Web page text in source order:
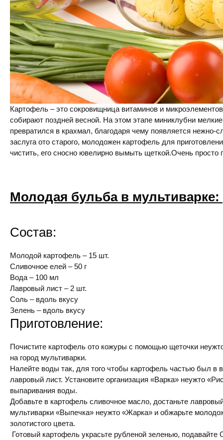
Картофель – это сокровищница витаминов и
собирают поздней весной. На этом этапе миниклубни
превратился в крахмал, благодаря чему появляется нежно-
заслуга ото старого, молодожен картофель для
чистить, его сносно ювелирно вымыть щеткой.Очень просто
Молодая бульба в мультиварке:
Состав:
Молодой картофель – 15 шт.
Сливочное елей – 50 г
Вода – 100 мл
Лавровый лист – 2 шт.
Соль – вдоль вкусу
Зелень – вдоль вкусу
Приготовление:
Почистите картофель ото кожуры с помощью щеточки
на город мультиварки.
Налейте воды так, для того чтобы картофель частью был в
лавровый лист. Установите организация «Варка» неужто
выпаривания воды.
Добавьте в картофель сливочное масло, достаньте
мультиварки «Выпечка» неужто «Жарка» и обжарьте
золотистого цвета.
Готовый картофель украсьте рубленой зеленью,